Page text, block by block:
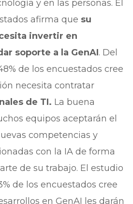
y en las personas. El
afirma que su
invertir en
soporte a la GenAI. Del
de los encuestados cree
necesita contratar
de TI. La buena
equipos aceptarán el
competencias y
con la IA de forma
de su trabajo. El estudio
de los encuestados cree
en GenAI les darán